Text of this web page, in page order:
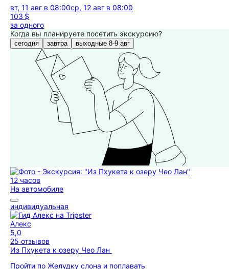
вт, 11 авг в 08:00ср, 12 авг в 08:00
103 $
за одного
Когда вы планируете посетить экскурсию?
сегодня завтра выходные 8-9 авг
12 часов
На автомобиле
индивидуальная
Алекс
5,0
25 отзывов
Из Пхукета к озеру Чео Лан
Пройти по Желудку слона и поплавать